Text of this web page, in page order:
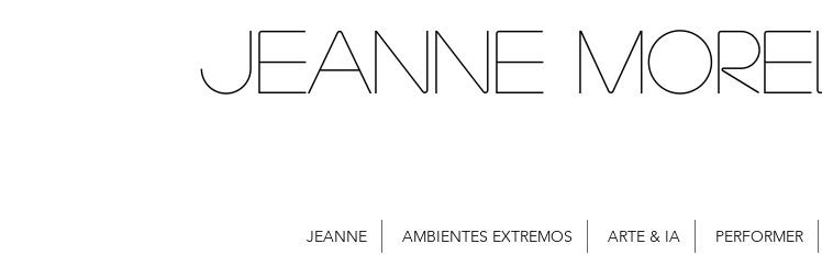
JEANNE MOREL
JEANNE AMBIENTES EXTREMOS ARTE & IA PERFORMER